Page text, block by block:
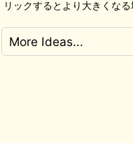
リックするとより大きくな
More Ideas...